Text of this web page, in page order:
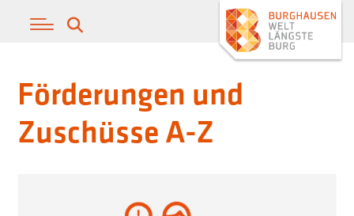
Förderungen und
Zuschüsse A-Z